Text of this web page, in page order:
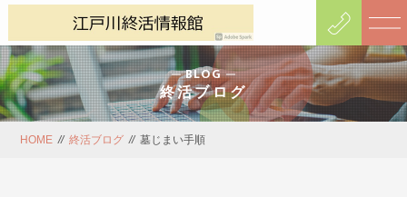
BLOG
終活ブログ
HOME // 終活ブログ // 墓じまい手順